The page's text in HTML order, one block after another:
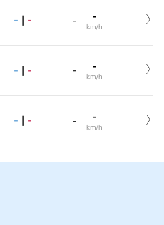
- | - - -
km/h
- | - - -
km/h
- | - - -
km/h